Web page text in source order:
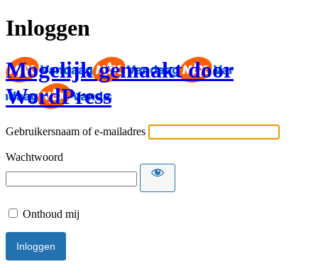
Inloggen
Mogelijk gemaakt door
WordPress
Gebruikersnaam of e-mailadres
Wachtwoord
Onthoud mij